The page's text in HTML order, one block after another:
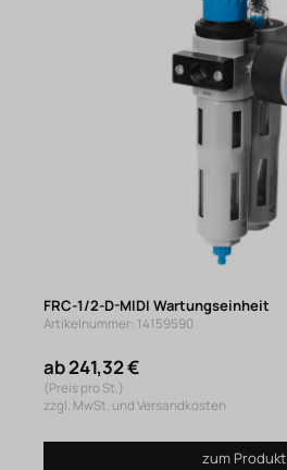
FRC-1/2-D-MIDI Wartungseinheit
Artikelnummer: 14159590
ab 241,32 €
(Preis pro St.)
zzgl. MwSt. und Versandkosten
zum Produkt